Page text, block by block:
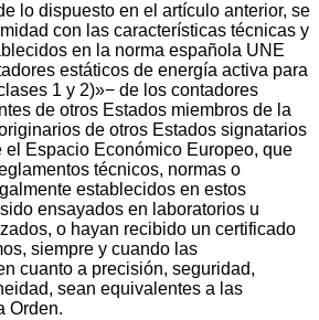
lo dispuesto en el artículo anterior, se
con las características técnicas y
en la norma española UNE
estáticos de energía activa para
1 y 2)»− de los contadores
de otros Estados miembros de la
de otros Estados signatarios
el Espacio Económico Europeo, que
técnicos, normas o
establecidos en estos
ensayados en laboratorios u
o hayan recibido un certificado
siempre y cuando las
cuanto a precisión, seguridad,
sean equivalentes a las
Orden.